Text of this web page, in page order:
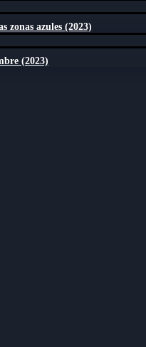
zonas azules (2023)
(2023)